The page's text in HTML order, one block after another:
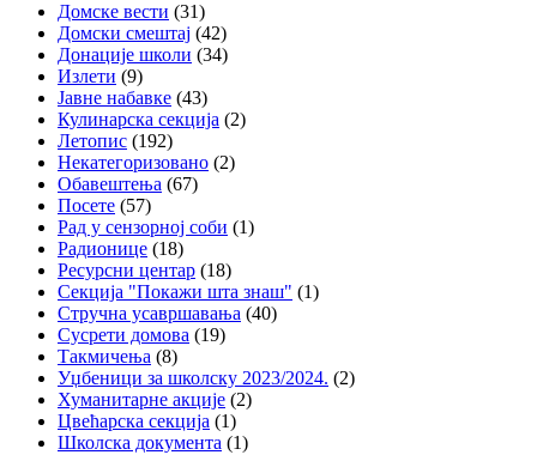
Домске вести (31)
Домски смештај (42)
Донације школи (34)
Излети (9)
Јавне набавке (43)
Кулинарска секција (2)
Летопис (192)
Некатегоризовано (2)
Обавештења (67)
Посете (57)
Рад у сензорној соби (1)
Радионице (18)
Ресурсни центар (18)
Секција "Покажи шта знаш" (1)
Стручна усавршавања (40)
Сусрети домова (19)
Такмичења (8)
Уџбеници за школску 2023/2024. (2)
Хуманитарне акције (2)
Цвећарска секција (1)
Школска документа (1)